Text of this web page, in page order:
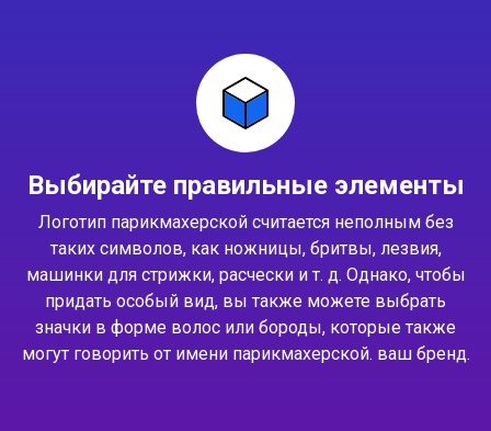
Выбирайте правильные элементы
Логотип парикмахерской считается неполным без
таких символов, как ножницы, бритвы, лезвия,
машинки для стрижки, расчески и т. д. Однако, чтобы
придать особый вид, вы также можете выбрать
значки в форме волос или бороды, которые также
могут говорить от имени парикмахерской. ваш бренд.